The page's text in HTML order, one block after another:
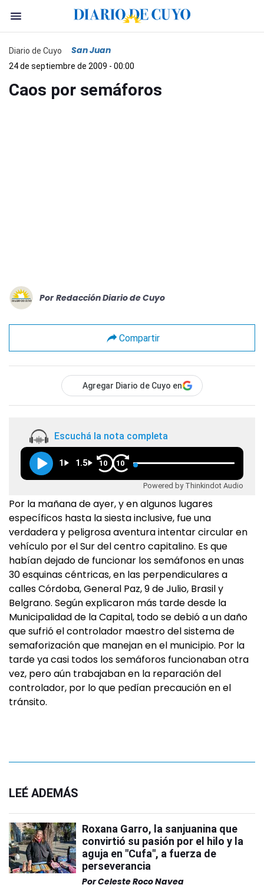
Diario de Cuyo San Juan
24 de septiembre de 2009 - 00:00
Caos por semáforos
Por Redacción Diario de Cuyo
Compartir
Agregar Diario de Cuyo en
Escuchá la nota completa
1 1.5 10 10
Powered by Thinkindot Audio
Por la mañana de ayer, y en algunos lugares
específicos hasta la siesta inclusive, fue una
verdadera y peligrosa aventura intentar circular en
vehículo por el Sur del centro capitalino. Es que
habían dejado de funcionar los semáfonos en unas
30 esquinas céntricas, en las perpendiculares a
calles Córdoba, General Paz, 9 de Julio, Brasil y
Belgrano. Según explicaron más tarde desde la
Municipalidad de la Capital, todo se debió a un daño
que sufrió el controlador maestro del sistema de
semaforización que manejan en el municipio. Por la
tarde ya casi todos los semáforos funcionaban otra
vez, pero aún trabajaban en la reparación del
controlador, por lo que pedían precaución en el
tránsito.
LEÉ ADEMÁS
Roxana Garro, la sanjuanina que
convirtió su pasión por el hilo y la
aguja en "Cufa", a fuerza de
perseverancia
PorCeleste Roco Navea